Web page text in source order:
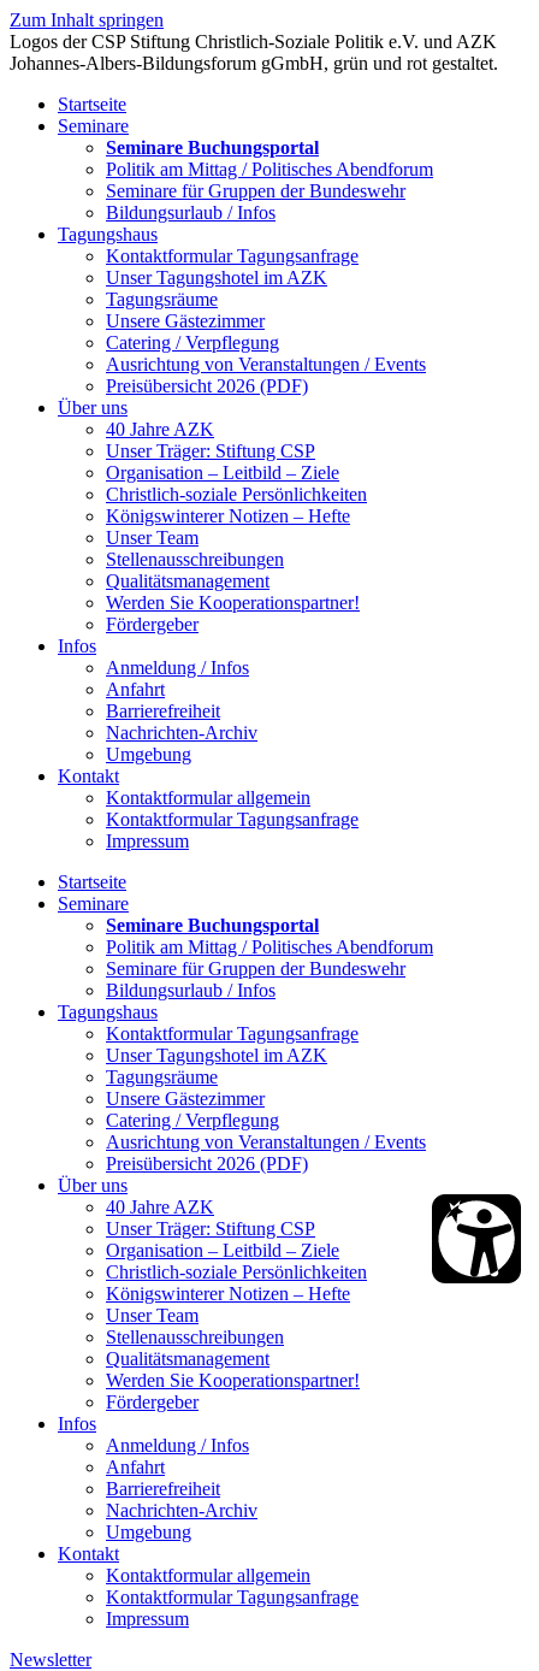
Zum Inhalt springen
Startseite
Seminare
Seminare Buchungsportal
Politik am Mittag / Politisches Abendforum
Seminare für Gruppen der Bundeswehr
Bildungsurlaub / Infos
Tagungshaus
Kontaktformular Tagungsanfrage
Unser Tagungshotel im AZK
Tagungsräume
Unsere Gästezimmer
Catering / Verpflegung
Ausrichtung von Veranstaltungen / Events
Preisübersicht 2026 (PDF)
Über uns
40 Jahre AZK
Unser Träger: Stiftung CSP
Organisation – Leitbild – Ziele
Christlich-soziale Persönlichkeiten
Königswinterer Notizen – Hefte
Unser Team
Stellenausschreibungen
Qualitätsmanagement
Werden Sie Kooperationspartner!
Fördergeber
Infos
Anmeldung / Infos
Anfahrt
Barrierefreiheit
Nachrichten-Archiv
Umgebung
Kontakt
Kontaktformular allgemein
Kontaktformular Tagungsanfrage
Impressum
Startseite
Seminare
Seminare Buchungsportal
Politik am Mittag / Politisches Abendforum
Seminare für Gruppen der Bundeswehr
Bildungsurlaub / Infos
Tagungshaus
Kontaktformular Tagungsanfrage
Unser Tagungshotel im AZK
Tagungsräume
Unsere Gästezimmer
Catering / Verpflegung
Ausrichtung von Veranstaltungen / Events
Preisübersicht 2026 (PDF)
Über uns
40 Jahre AZK
Unser Träger: Stiftung CSP
Organisation – Leitbild – Ziele
Christlich-soziale Persönlichkeiten
Königswinterer Notizen – Hefte
Unser Team
Stellenausschreibungen
Qualitätsmanagement
Werden Sie Kooperationspartner!
Fördergeber
Infos
Anmeldung / Infos
Anfahrt
Barrierefreiheit
Nachrichten-Archiv
Umgebung
Kontakt
Kontaktformular allgemein
Kontaktformular Tagungsanfrage
Impressum
Newsletter